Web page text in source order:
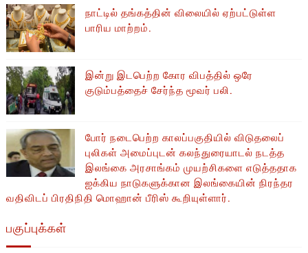
நாட்டில் தங்கத்தின் விலையில் ஏற்பட்டுள்ள
பாரிய மாற்றம்.
இன்று இடபெற்ற கோர விபத்தில் ஒரே
குடும்பத்தைச் சேர்ந்த மூவர் பலி.
போர் நடைபெற்ற காலப்பகுதியில் ​​விடுதலைப்
புலிகள் அமைப்புடன் கலந்துரையாடல் நடத்த
இலங்கை அரசாங்கம் முயற்சிகளை எடுத்ததாக
ஐக்கிய நாடுகளுக்கான இலங்கையின் நிரந்தர
வதிவிடப் பிரதிநிதி மொஹான் பீரிஸ் கூறியுள்ளார்.
பகுப்புக்கள்